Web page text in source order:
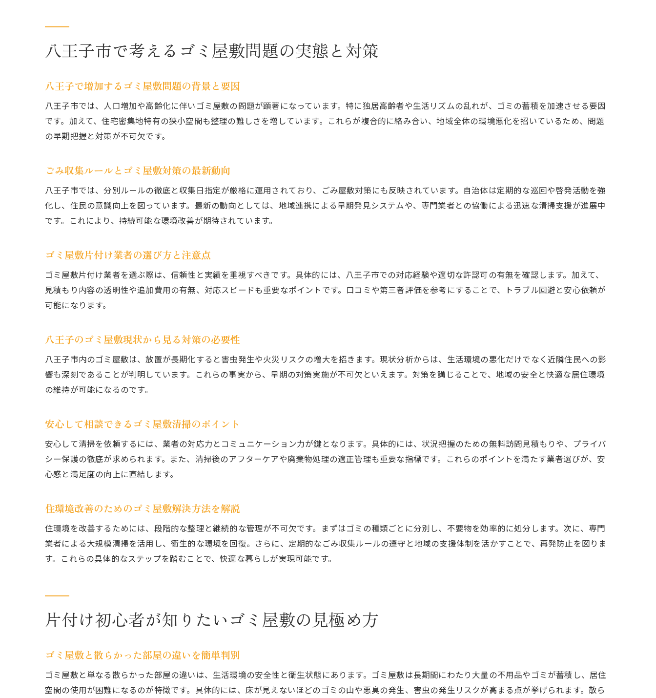
片付け初心者が知りたいゴミ屋敷の見極め方
初心者が避けたいゴミ屋敷片付けの落とし穴
八王子で安心のゴミ屋敷片付け依頼手順
ゴミ屋敷清掃を依頼する際の料金と相場の目安
利用者の体験談から学ぶゴミ屋敷片付け術
ゴミ屋敷と散らかった部屋の違いを徹底解説
散らかった部屋がゴミ屋敷化する前の対策
ゴミ屋敷と片付け方法の違いを解説
ゴミ屋敷片付けの具体的なステップを解説
ゴミ屋敷整理とごみ出しのタイミングのコツ
失敗しないゴミ屋敷整理のコツと注意点
ゴミ屋敷整理でやりがちなミスと回避策
片付け計画と分別作業のポイントを解説
プロに頼るべきタイミングと判断基準
ゴミ屋敷整理で近隣トラブルを防ぐコツ
効果的なゴミ屋敷片付け習慣を身につける方法
八王子市で考えるゴミ屋敷問題の実態と対策
八王子で増加するゴミ屋敷問題の背景と要因
八王子市では、人口増加や高齢化に伴いゴミ屋敷の問題が顕著になっています。特に独居高齢者や生活リズムの乱れが、ゴミの蓄積を加速させる要因
です。加えて、住宅密集地特有の狭小空間も整理の難しさを増しています。これらが複合的に絡み合い、地域全体の環境悪化を招いているため、問題
の早期把握と対策が不可欠です。
ごみ収集ルールとゴミ屋敷対策の最新動向
八王子市では、分別ルールの徹底と収集日指定が厳格に運用されており、ごみ屋敷対策にも反映されています。自治体は定期的な巡回や啓発活動を強
化し、住民の意識向上を図っています。最新の動向としては、地域連携による早期発見システムや、専門業者との協働による迅速な清掃支援が進展中
です。これにより、持続可能な環境改善が期待されています。
ゴミ屋敷片付け業者の選び方と注意点
ゴミ屋敷片付け業者を選ぶ際は、信頼性と実績を重視すべきです。具体的には、八王子市での対応経験や適切な許認可の有無を確認します。加えて、
見積もり内容の透明性や追加費用の有無、対応スピードも重要なポイントです。口コミや第三者評価を参考にすることで、トラブル回避と安心依頼が
可能になります。
八王子のゴミ屋敷現状から見る対策の必要性
八王子市内のゴミ屋敷は、放置が長期化すると害虫発生や火災リスクの増大を招きます。現状分析からは、生活環境の悪化だけでなく近隣住民への影
響も深刻であることが判明しています。これらの事実から、早期の対策実施が不可欠といえます。対策を講じることで、地域の安全と快適な居住環境
の維持が可能になるのです。
安心して相談できるゴミ屋敷清掃のポイント
安心して清掃を依頼するには、業者の対応力とコミュニケーション力が鍵となります。具体的には、状況把握のための無料訪問見積もりや、プライバ
シー保護の徹底が求められます。また、清掃後のアフターケアや廃棄物処理の適正管理も重要な指標です。これらのポイントを満たす業者選びが、安
心感と満足度の向上に直結します。
住環境改善のためのゴミ屋敷解決方法を解説
住環境を改善するためには、段階的な整理と継続的な管理が不可欠です。まずはゴミの種類ごとに分別し、不要物を効率的に処分します。次に、専門
業者による大規模清掃を活用し、衛生的な環境を回復。さらに、定期的なごみ収集ルールの遵守と地域の支援体制を活かすことで、再発防止を図りま
す。これらの具体的なステップを踏むことで、快適な暮らしが実現可能です。
片付け初心者が知りたいゴミ屋敷の見極め方
ゴミ屋敷と散らかった部屋の違いを簡単判別
ゴミ屋敷と単なる散らかった部屋の違いは、生活環境の安全性と衛生状態にあります。ゴミ屋敷は長期間にわたり大量の不用品やゴミが蓄積し、居住
空間の使用が困難になるのが特徴です。具体的には、床が見えないほどのゴミの山や悪臭の発生、害虫の発生リスクが高まる点が挙げられます。散ら